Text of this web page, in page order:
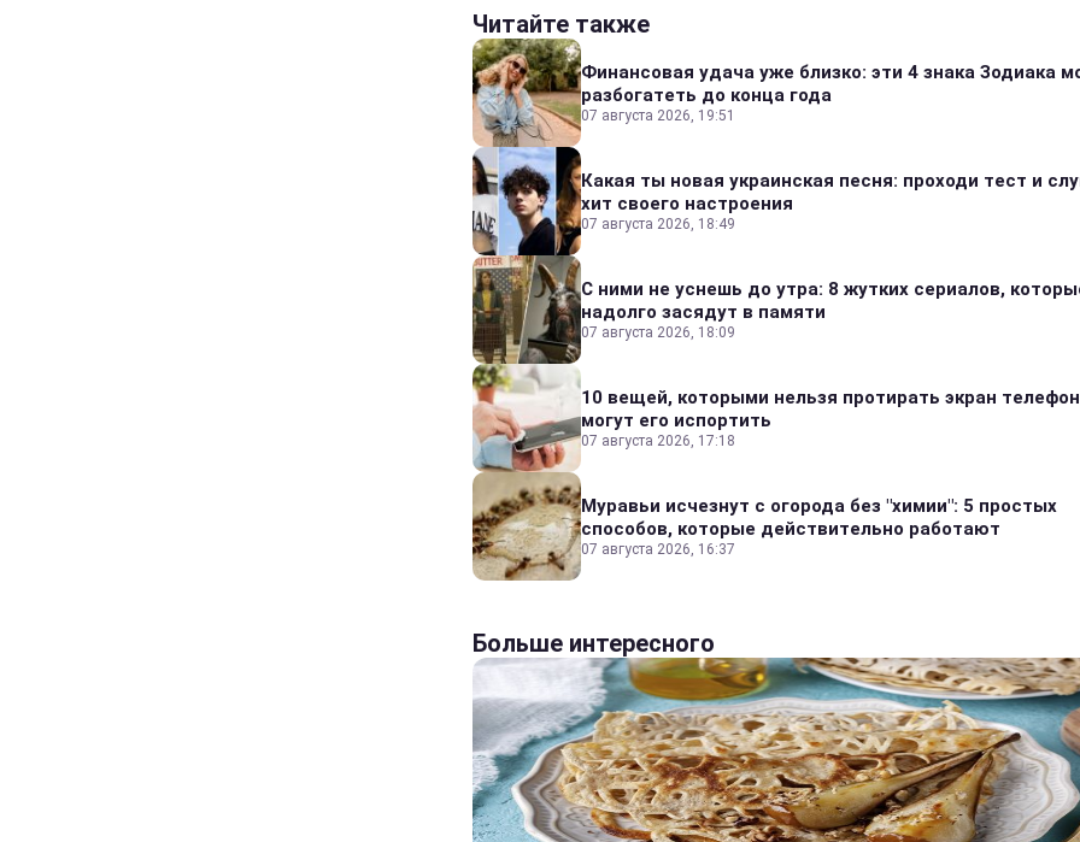
Читайте также
Финансовая удача уже близко: эти 4 знака Зодиака
разбогатеть до конца года
07 августа 2026, 19:51
Какая ты новая украинская песня: проходи тест и
хит своего настроения
07 августа 2026, 18:49
С ними не уснешь до утра: 8 жутких сериалов,
надолго засядут в памяти
07 августа 2026, 18:09
10 вещей, которыми нельзя протирать экран
могут его испортить
07 августа 2026, 17:18
Муравьи исчезнут с огорода без "химии": 5 простых
способов, которые действительно работают
07 августа 2026, 16:37
Больше интересного